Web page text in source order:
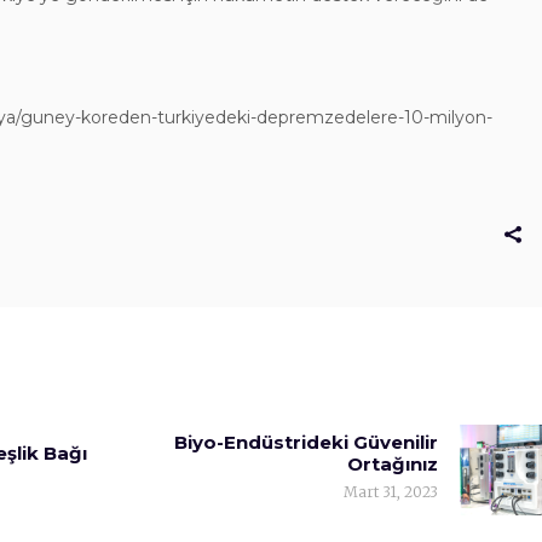
guney-koreden-turkiyedeki-depremzedelere-10-milyon-
Bağı
Biyo-Endüstrideki Güvenilir
Ortağınız
Mart 31, 2023